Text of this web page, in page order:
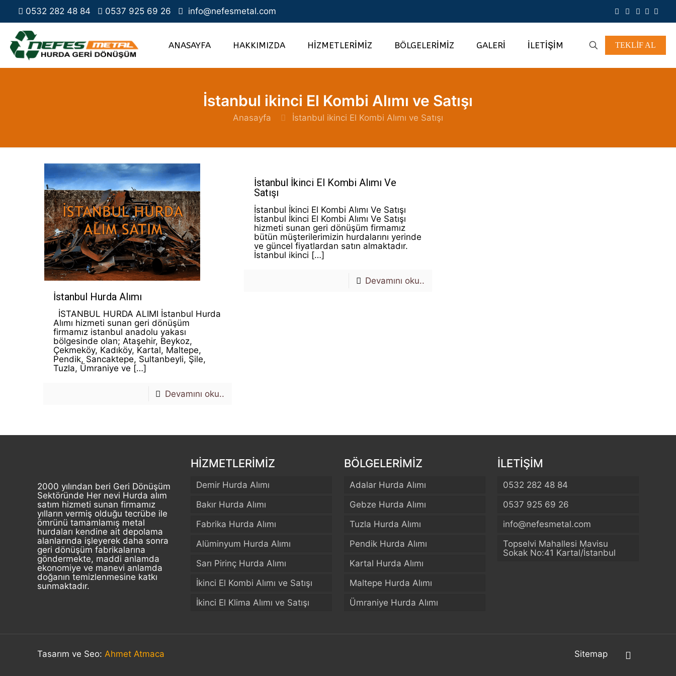
0532 282 48 84 0537 925 69 26 info@nefesmetal.com
ANASAYFA HAKKIMIZDA HİZMETLERİMİZ BÖLGELERİMİZ GALERİ İLETİŞİM TEKLİF AL
İstanbul ikinci El Kombi Alımı ve Satışı
Anasayfa İstanbul ikinci El Kombi Alımı ve Satışı
İstanbul Hurda Alımı
İSTANBUL HURDA ALIMI İstanbul Hurda
Alımı hizmeti sunan geri dönüşüm
firmamız istanbul anadolu yakası
bölgesinde olan; Ataşehir, Beykoz,
Çekmeköy, Kadıköy, Kartal, Maltepe,
Pendik, Sancaktepe, Sultanbeyli, Şile,
Tuzla, Ümraniye ve […]
Devamını oku..
İstanbul İkinci El Kombi Alımı Ve
Satışı
İstanbul İkinci El Kombi Alımı Ve Satışı
İstanbul İkinci El Kombi Alımı Ve Satışı
hizmeti sunan geri dönüşüm firmamız
bütün müşterilerimizin hurdalarını yerinde
ve güncel fiyatlardan satın almaktadır.
İstanbul ikinci […]
Devamını oku..
2000 yılından beri Geri Dönüşüm
Sektöründe Her nevi Hurda alım
satım hizmeti sunan firmamız
yılların vermiş olduğu tecrübe ile
ömrünü tamamlamış metal
hurdaları kendine ait depolama
alanlarında işleyerek daha sonra
geri dönüşüm fabrikalarına
göndermekte, maddi anlamda
ekonomiye ve manevi anlamda
doğanın temizlenmesine katkı
sunmaktadır.
HİZMETLERİMİZ
Demir Hurda Alımı
Bakır Hurda Alımı
Fabrika Hurda Alımı
Alüminyum Hurda Alımı
Sarı Pirinç Hurda Alımı
İkinci El Kombi Alımı ve Satışı
İkinci El Klima Alımı ve Satışı
BÖLGELERİMİZ
Adalar Hurda Alımı
Gebze Hurda Alımı
Tuzla Hurda Alımı
Pendik Hurda Alımı
Kartal Hurda Alımı
Maltepe Hurda Alımı
Ümraniye Hurda Alımı
İLETİŞİM
0532 282 48 84
0537 925 69 26
info@nefesmetal.com
Topselvi Mahallesi Mavisu
Sokak No:41 Kartal/İstanbul
Tasarım ve Seo: Ahmet Atmaca Sitemap